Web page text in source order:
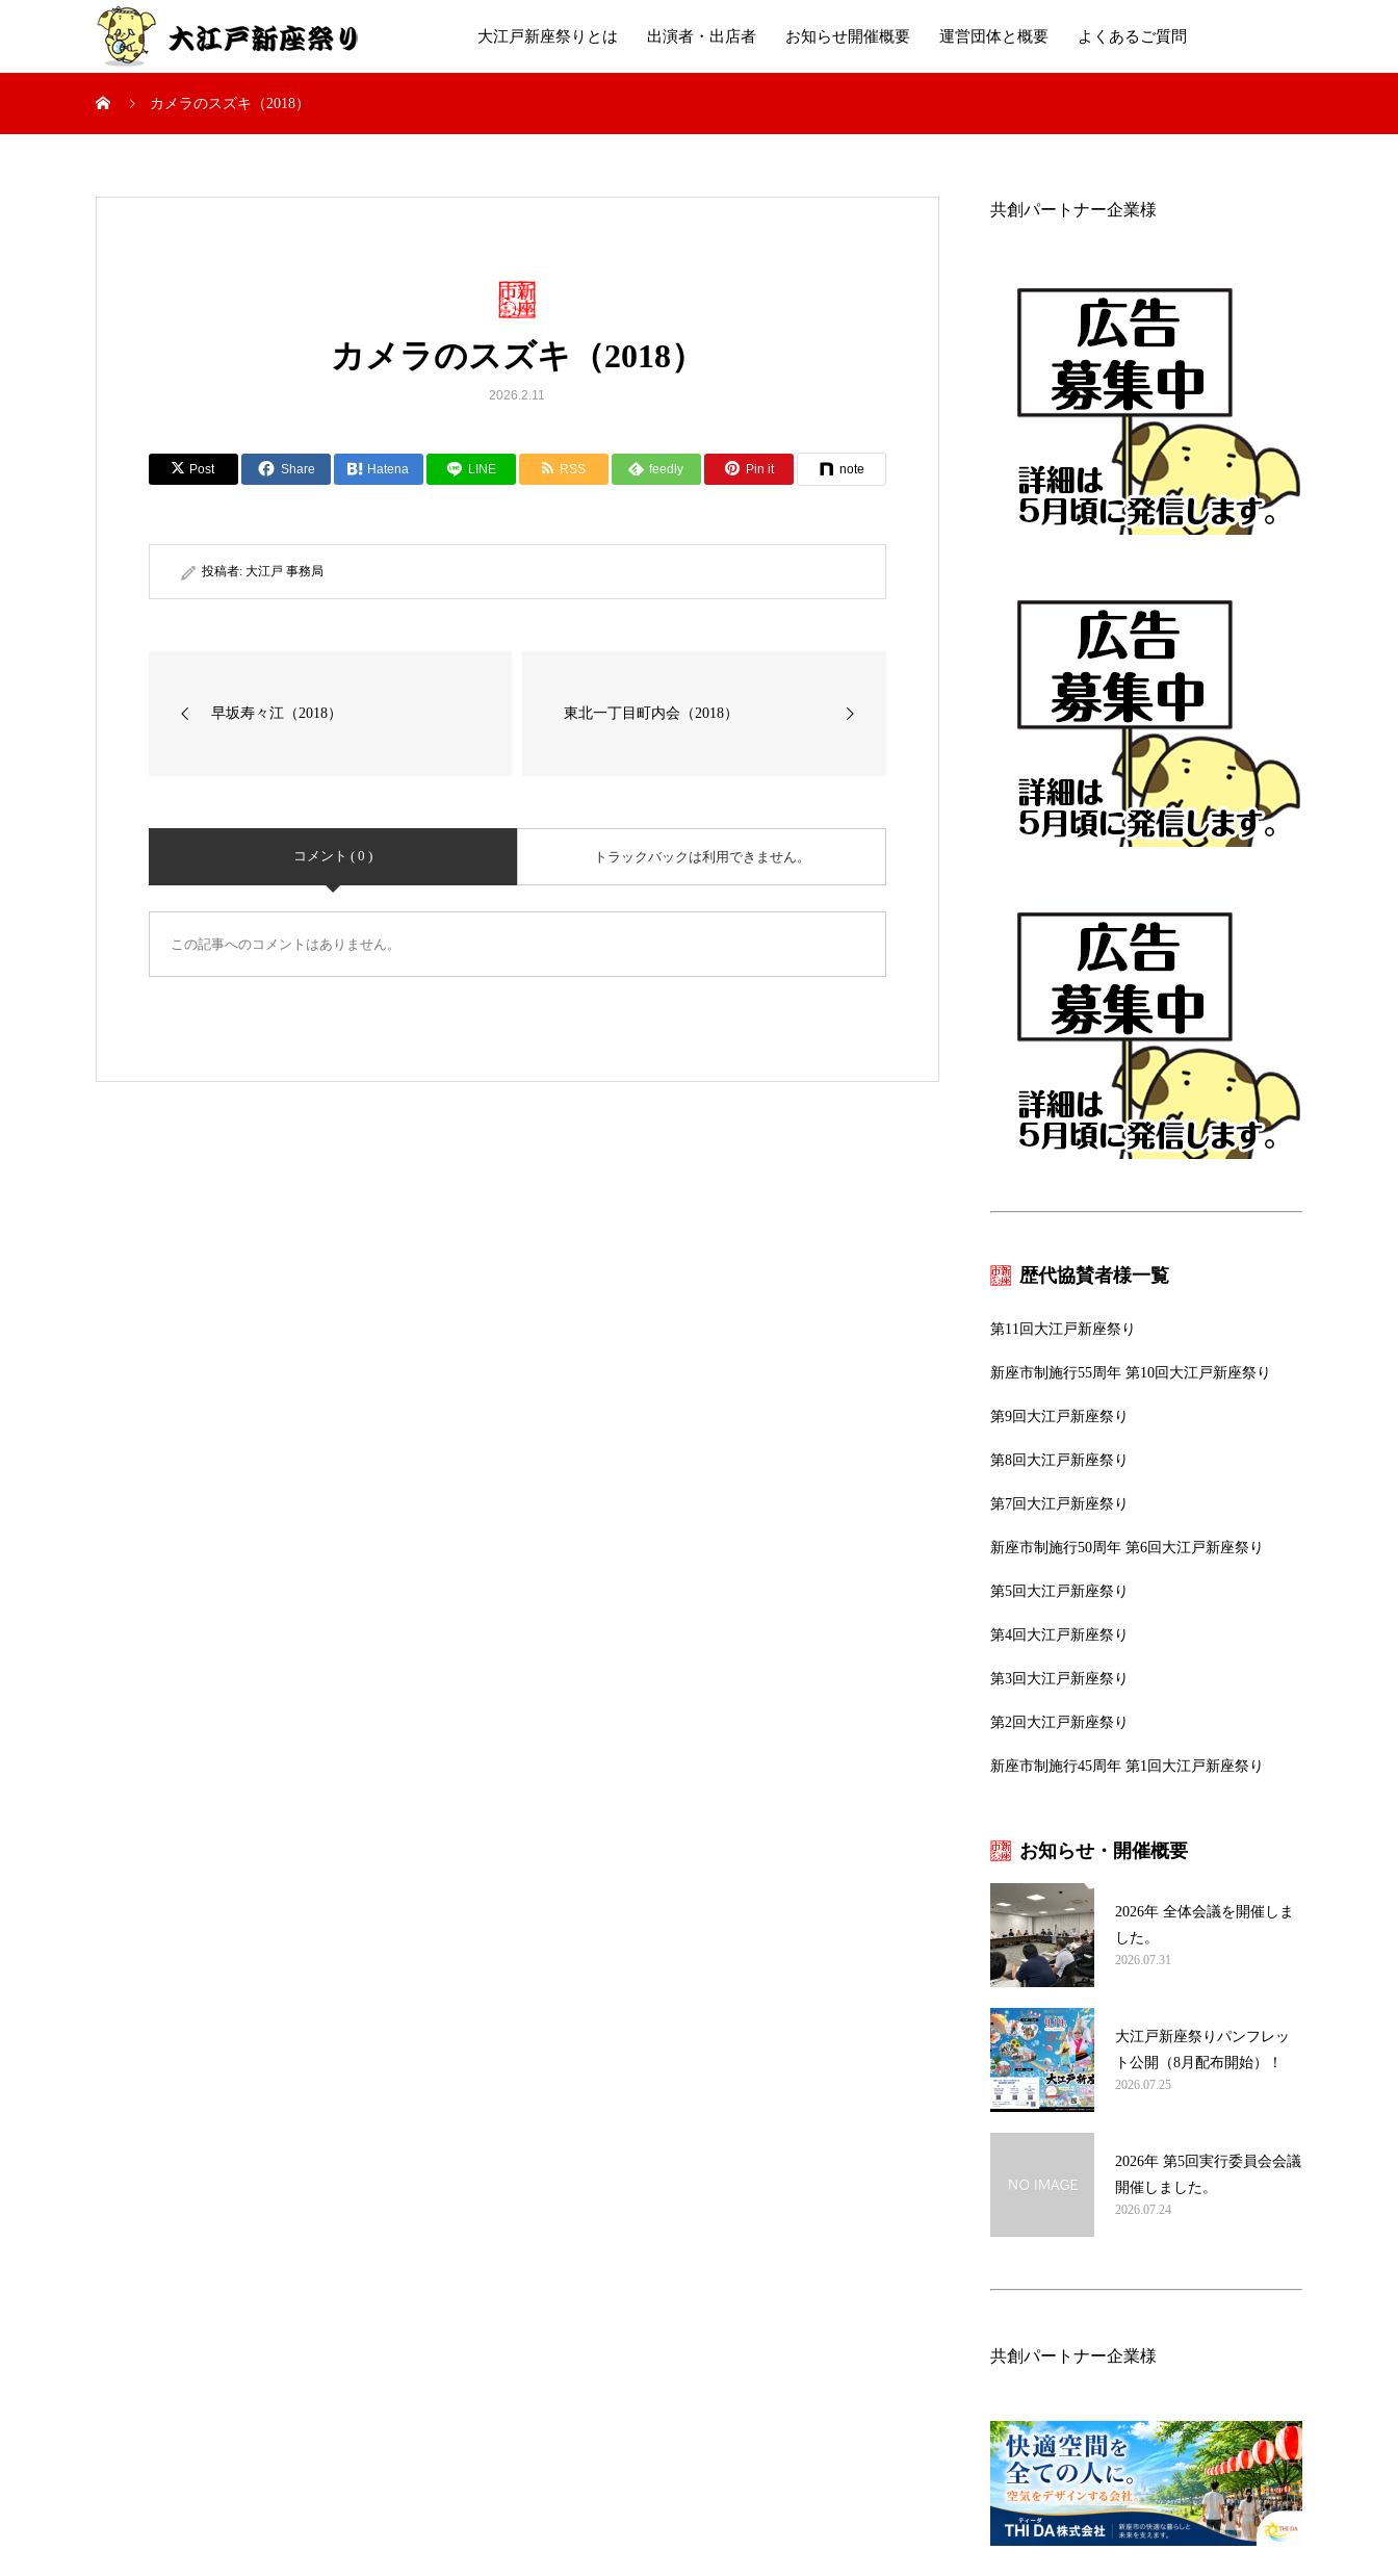
大江戸新座祭りとは 出演者・出店者 お知らせ開催概要 運営団体と概要 よくあるご質問
カメラのスズキ（2018）
カメラのスズキ（2018）
2026.2.11
Post Share Hatena LINE RSS feedly Pin it note
投稿者: 大江戸 事務局
早坂寿々江（2018） 東北一丁目町内会（2018）
コメント ( 0 ) トラックバックは利用できません。
この記事へのコメントはありません。
共創パートナー企業様
歴代協賛者様一覧
第11回大江戸新座祭り
新座市制施行55周年 第10回大江戸新座祭り
第9回大江戸新座祭り
第8回大江戸新座祭り
第7回大江戸新座祭り
新座市制施行50周年 第6回大江戸新座祭り
第5回大江戸新座祭り
第4回大江戸新座祭り
第3回大江戸新座祭り
第2回大江戸新座祭り
新座市制施行45周年 第1回大江戸新座祭り
お知らせ・開催概要
2026年 全体会議を開催しま
した。
2026.07.31
大江戸新座祭りパンフレッ
ト公開（8月配布開始）！
2026.07.25
2026年 第5回実行委員会会議
開催しました。
2026.07.24
共創パートナー企業様